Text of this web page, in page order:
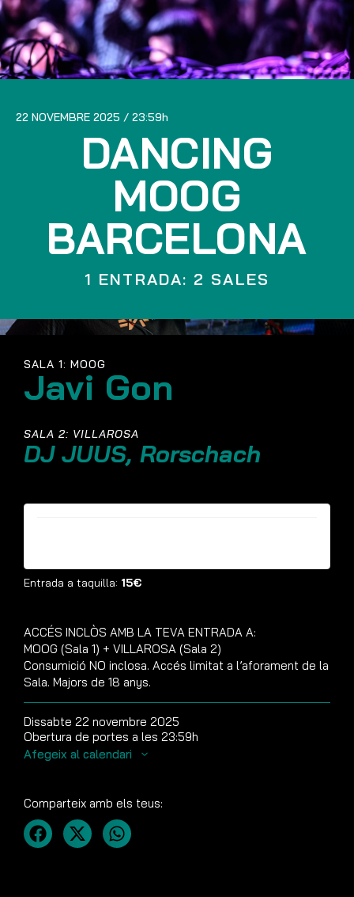
22 NOVEMBRE 2025 23:59
DANCING
MOOG
BARCELONA
1 ENTRADA: 2 SALES
SALA 1: MOOG
Javi Gon
SALA 2: VILLAROSA
DJ JUUS, Rorschach
Entrada a taquilla: 15€
ACCÉS INCLÒS AMB LA TEVA ENTRADA A:
MOOG (Sala 1) + VILLAROSA (Sala 2)
Consumició NO inclosa. Accés limitat a l’aforament de la
Sala. Majors de 18 anys.
Dissabte 22 novembre 2025
Obertura de portes a les 23:59h
Afegeix al calendari
Comparteix amb els teus: